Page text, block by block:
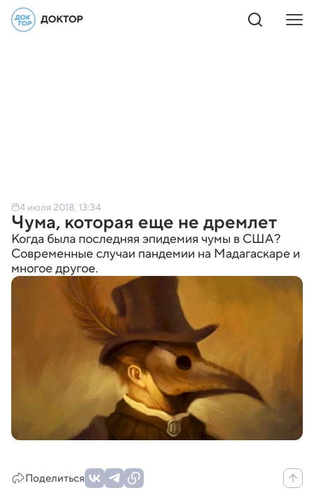
4 июля 2018, 13:34
Чума, которая еще не дремлет
Когда была последняя эпидемия чумы в США?
Современные случаи пандемии на Мадагаскаре и
многое другое.
Поделиться